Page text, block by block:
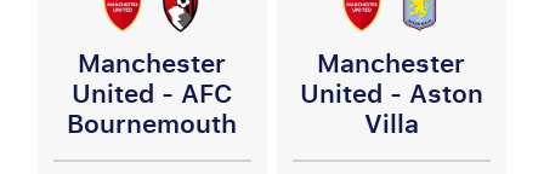
Manchester
United - AFC
Bournemouth
Manchester
United - Aston
Villa